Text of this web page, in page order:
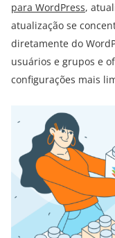
para WordPress,
atualização se
diretamente do
usuários e grupos e
configurações mais